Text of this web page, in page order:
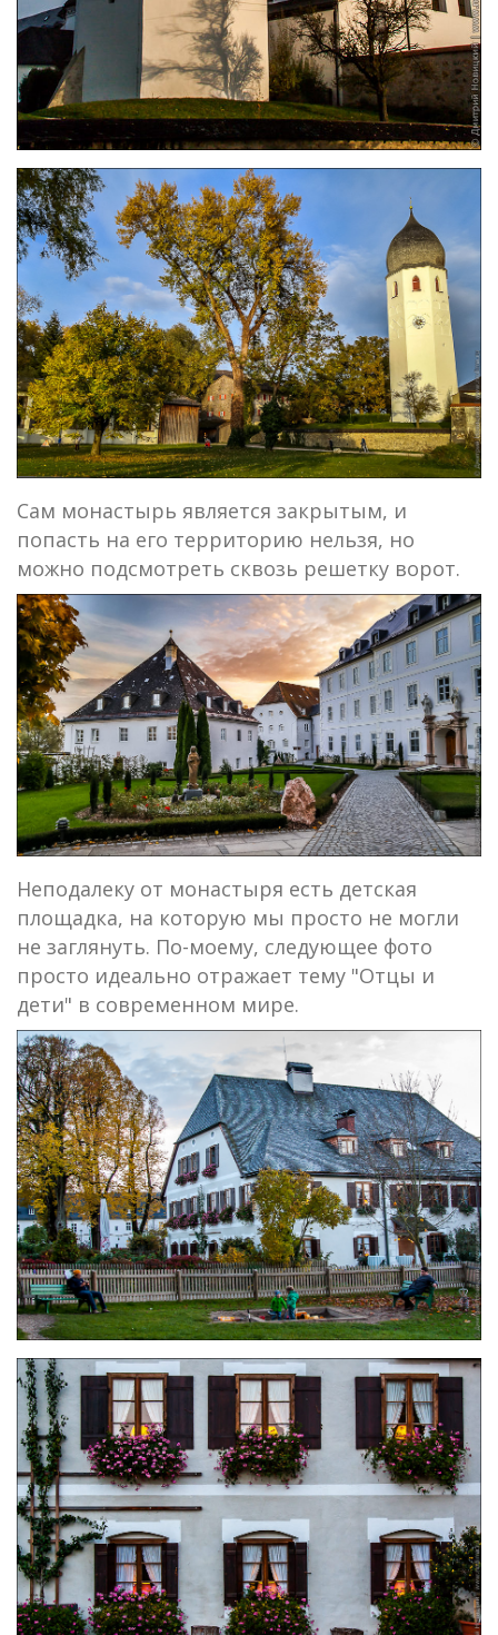
Сам монастырь является закрытым, и
попасть на его территорию нельзя, но
можно подсмотреть сквозь решетку ворот.
Неподалеку от монастыря есть детская
площадка, на которую мы просто не могли
не заглянуть. По-моему, следующее фото
просто идеально отражает тему "Отцы и
дети" в современном мире.